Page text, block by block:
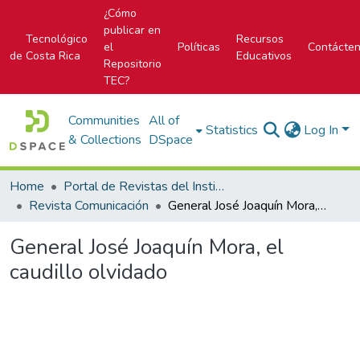
Tecnológico
de Costa Rica
¿Cómo
publicar en
el
Repositorio
TEC?
Políticas
Recursos
Educativos
Communities
& Collections
All of
DSpace
Statistics Log In
Home
Portal de Revistas del Instituto Tecnológico de Costa Rica
Revista Comunicación
General José Joaquín Mora, el caudillo olvidado
General José Joaquín Mora, el
caudillo olvidado